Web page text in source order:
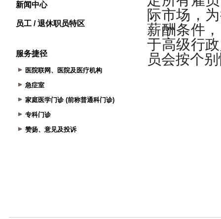
新闻中心
员工 / 退休职员特区
服务捷径
医院联网、医院及医疗机构
急症室
家庭医学门诊 (前称普通科门诊)
专科门诊
赞扬、意见及投诉